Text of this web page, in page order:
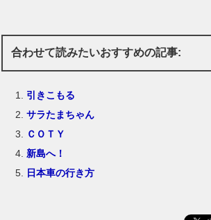
合わせて読みたいおすすめの記事:
引きこもる
サラたまちゃん
ＣＯＴＹ
新島へ！
日本車の行き方